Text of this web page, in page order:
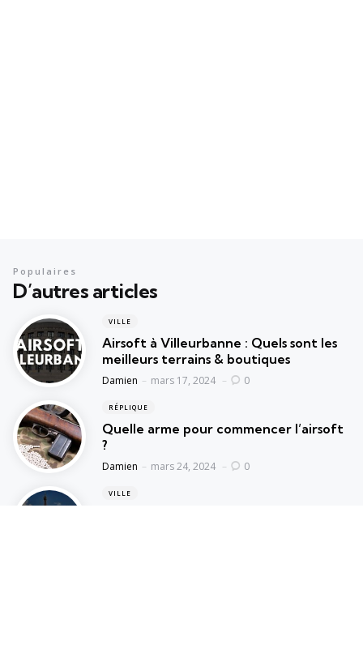
D’autres articles
Populaires
VILLE
Airsoft à Villeurbanne : Quels sont les
meilleurs terrains & boutiques
Posted
Damien mars 17, 2024 0
RÉPLIQUE
Quelle arme pour commencer l’airsoft
?
Posted
Damien mars 24, 2024 0
VILLE